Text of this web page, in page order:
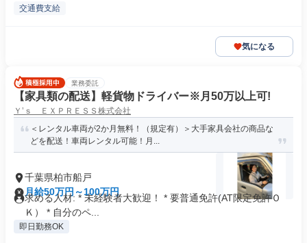
交通費支給
気になる
業務委託
【家具類の配送】軽貨物ドライバー※月50万以上可!
Ｙ’ｓ ＥＸＰＲＥＳＳ株式会社
＜レンタル車両が2か月無料！（規定有）＞大手家具会社の商品な
どを配送！車両レンタル可能！月...
千葉県柏市船戸
月給50万円～100万円
求める人材: * 未経験者大歓迎！ * 要普通免許(AT限定免許Ｏ
Ｋ） * 自分のペ...
即日勤務OK